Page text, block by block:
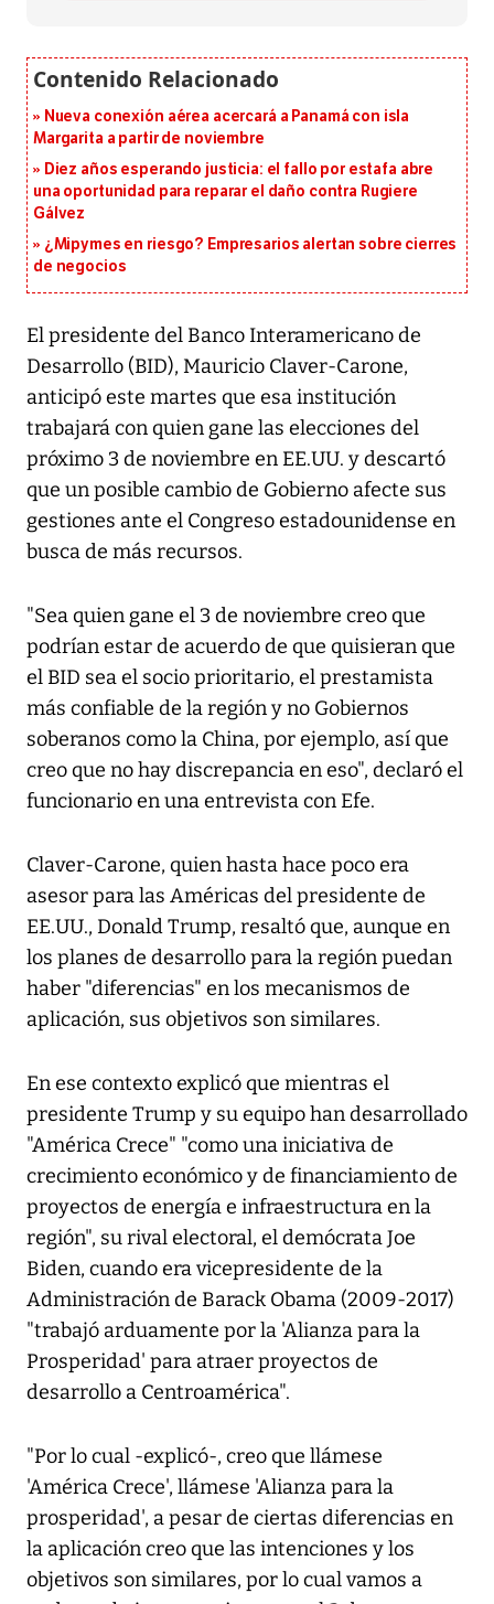
Nueva conexión aérea acercará a Panamá con isla
Margarita a partir de noviembre
Diez años esperando justicia: el fallo por estafa abre
una oportunidad para reparar el daño contra Rugiere
Gálvez
¿Mipymes en riesgo? Empresarios alertan sobre cierres
de negocios
El presidente del Banco Interamericano de
Desarrollo (BID), Mauricio Claver-Carone,
anticipó este martes que esa institución
trabajará con quien gane las elecciones del
próximo 3 de noviembre en EE.UU. y descartó
que un posible cambio de Gobierno afecte sus
gestiones ante el Congreso estadounidense en
busca de más recursos.
"Sea quien gane el 3 de noviembre creo que
podrían estar de acuerdo de que quisieran que
el BID sea el socio prioritario, el prestamista
más confiable de la región y no Gobiernos
soberanos como la China, por ejemplo, así que
creo que no hay discrepancia en eso", declaró el
funcionario en una entrevista con Efe.
Claver-Carone, quien hasta hace poco era
asesor para las Américas del presidente de
EE.UU., Donald Trump, resaltó que, aunque en
los planes de desarrollo para la región puedan
haber "diferencias" en los mecanismos de
aplicación, sus objetivos son similares.
En ese contexto explicó que mientras el
presidente Trump y su equipo han desarrollado
"América Crece" "como una iniciativa de
crecimiento económico y de financiamiento de
proyectos de energía e infraestructura en la
región", su rival electoral, el demócrata Joe
Biden, cuando era vicepresidente de la
Administración de Barack Obama (2009-2017)
"trabajó arduamente por la 'Alianza para la
Prosperidad' para atraer proyectos de
desarrollo a Centroamérica".
"Por lo cual -explicó-, creo que llámese
'América Crece', llámese 'Alianza para la
prosperidad', a pesar de ciertas diferencias en
la aplicación creo que las intenciones y los
objetivos son similares, por lo cual vamos a